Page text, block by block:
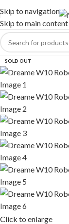
Skip to navigation
Skip to main content
SOLD OUT
Click to enlarge